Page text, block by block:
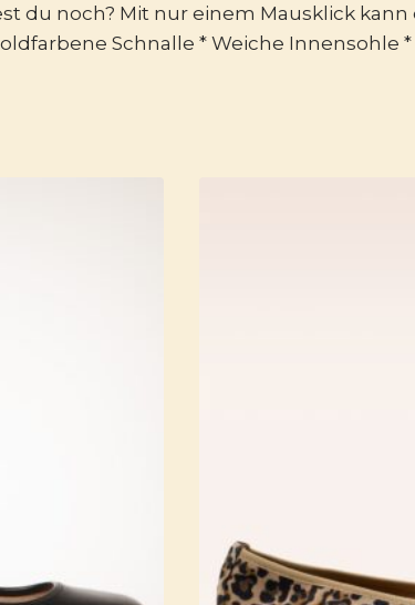
du noch? Mit nur einem Mausklick
Schnalle * Weiche Innensohle